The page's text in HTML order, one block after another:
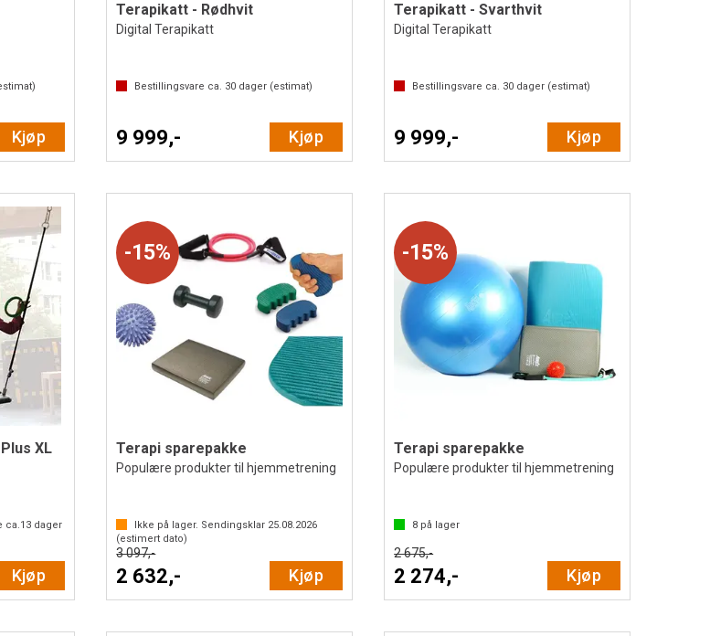
Kjøp
Terapikatt - Rødhvit
Digital Terapikatt
Bestillingsvare ca. 30 dager (estimat)
9 999,- Kjøp
Terapikatt - Svarthvit
Digital Terapikatt
Bestillingsvare ca. 30 dager (estimat)
9 999,- Kjøp
XL
ca.13dager
Kjøp
15%
Terapi sparepakke
Populære produkter til hjemmetrening
Ikke på lager. Sendingsklar 25.08.2026
(estimert dato)
3 097,-
2 632,- Kjøp
15%
Terapi sparepakke
Populære produkter til hjemmetrening
8 på lager
2 675,-
2 274,- Kjøp